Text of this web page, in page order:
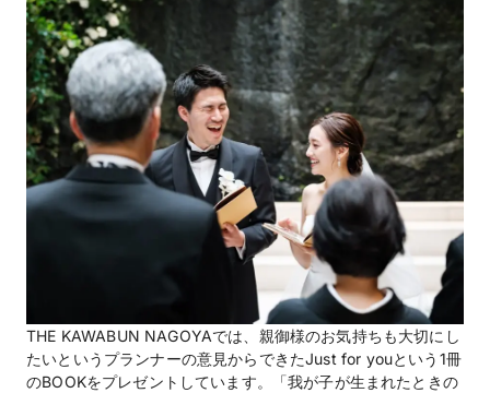
THE KAWABUN NAGOYAでは、親御様のお気持ちも大切にし
たいというプランナーの意見からできたJust for youという1冊
のBOOKをプレゼントしています。「我が子が生まれたときの